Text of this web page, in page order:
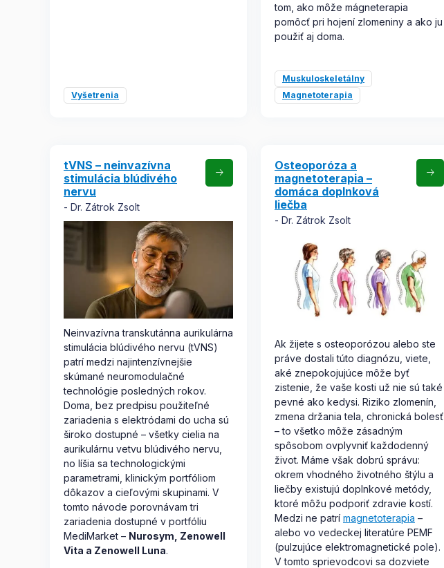
Vyšetrenia
tom, ako môže mágneterapia
pomôcť pri hojení zlomeniny a ako ju
použiť aj doma.
Muskuloskeletálny
Magnetoterapia
tVNS – neinvazívna
stimulácia blúdivého
nervu
Dr. Zátrok Zsolt
Neinvazívna transkutánna aurikulárna
stimulácia blúdivého nervu (tVNS)
patrí medzi najintenzívnejšie
skúmané neuromodulačné
technológie posledných rokov.
Doma, bez predpisu použiteľné
zariadenia s elektródami do ucha sú
široko dostupné – všetky cielia na
aurikulárnu vetvu blúdivého nervu,
no líšia sa technologickými
parametrami, klinickým portfóliom
dôkazov a cieľovými skupinami. V
tomto návode porovnávam tri
zariadenia dostupné v portfóliu
MediMarket – Nurosym, Zenowell
Vita a Zenowell Luna.
Osteoporóza a
magnetoterapia –
domáca doplnková
liečba
Dr. Zátrok Zsolt
Ak žijete s osteoporózou alebo ste
práve dostali túto diagnózu, viete,
aké znepokojujúce môže byť
zistenie, že vaše kosti už nie sú také
pevné ako kedysi. Riziko zlomenín,
zmena držania tela, chronická bolesť
– to všetko môže zásadným
spôsobom ovplyvniť každodenný
život. Máme však dobrú správu:
okrem vhodného životného štýlu a
liečby existujú doplnkové metódy,
ktoré môžu podporiť zdravie kostí.
Medzi ne patrí magnetoterapia –
alebo vo vedeckej literatúre PEMF
(pulzujúce elektromagnetické pole).
V tomto sprievodcovi sa dozviete